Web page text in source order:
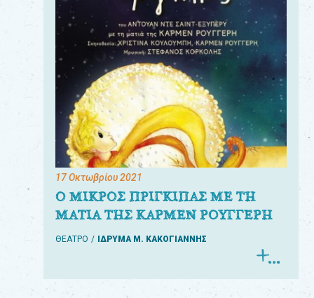
17 Οκτωβρίου 2021
Ο ΜΙΚΡΟΣ ΠΡΙΓΚΙΠΑΣ ΜΕ ΤΗ
ΜΑΤΙΑ ΤΗΣ ΚΑΡΜΕΝ ΡΟΥΓΓΕΡΗ
ΘΕΑΤΡΟ ΙΔΡΥΜΑ Μ. ΚΑΚΟΓΙΑΝΝΗΣ